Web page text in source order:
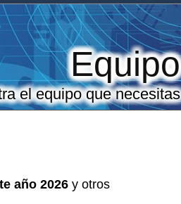
Equipo
el equipo que necesitas
año 2026 y otros